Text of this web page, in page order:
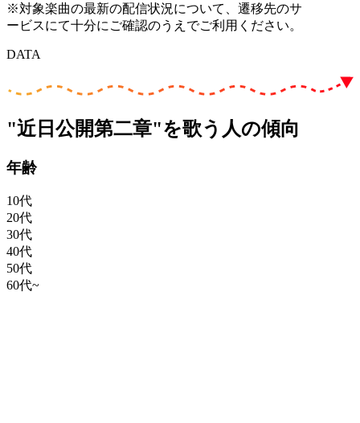
※対象楽曲の最新の配信状況について、遷移先のサ
ービスにて十分にご確認のうえでご利用ください。
DATA
"近日公開第二章"を歌う人の傾向
年齢
10代
20代
30代
40代
50代
60代~